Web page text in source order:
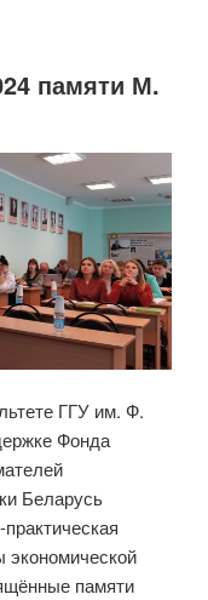
памяти М.
ГГУ им. Ф.
Фонда
Беларусь
экономической
памяти